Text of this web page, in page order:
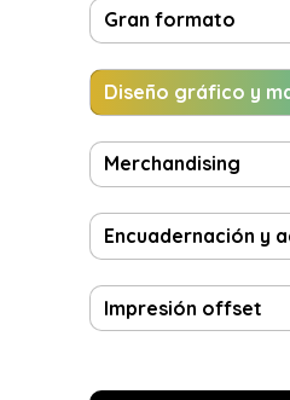
Gran formato
Diseño gráfico y
Merchandising
Encuadernación y
Impresión offset